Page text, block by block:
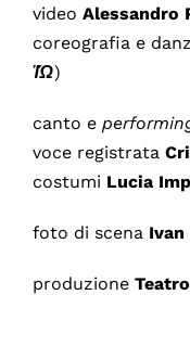
video Alessandro
coreografia e
ἸΏ)
canto e
voce registrata
costumi Lucia
foto di scena Ivan
produzione